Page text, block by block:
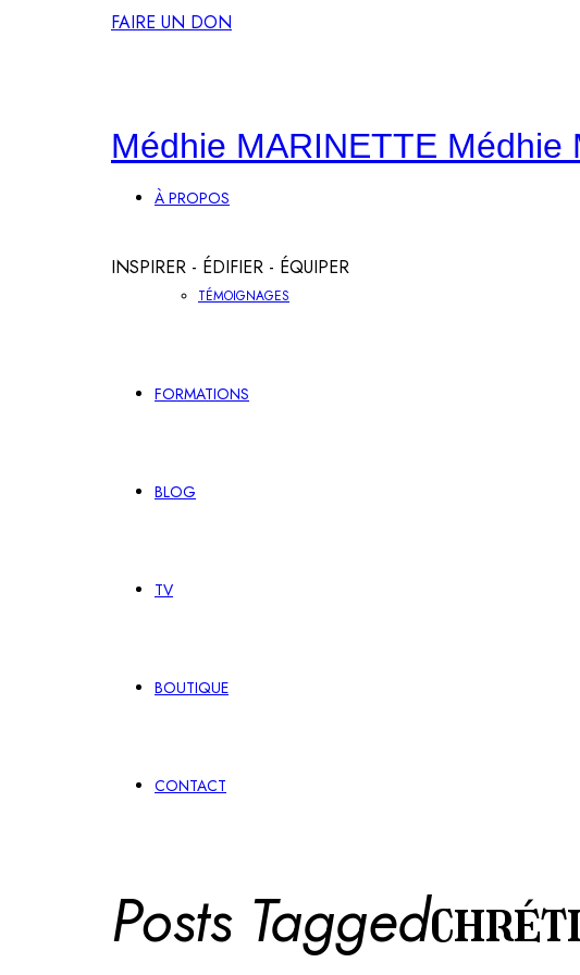
FAIRE UN DON
Médhie MARINETTE Médhie
INSPIRER - ÉDIFIER - ÉQUIPER
À PROPOS
TÉMOIGNAGES
FORMATIONS
BLOG
TV
BOUTIQUE
CONTACT
Posts Tagged